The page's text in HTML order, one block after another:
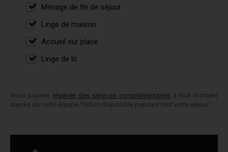
Ménage de fin de séjour
Linge de maison
Accueil sur place
Linge de lit
Vous pouvez réserver des services complémentaires à tout moment
auprès de notre équipe Thibon disponible pendant tout votre séjour !